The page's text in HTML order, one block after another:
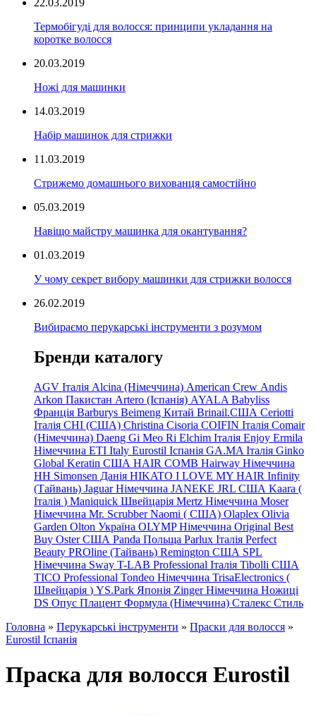
22.03.2019
Термобігуді для волосся: принципи укладання на
коротке волосся
20.03.2019
Ножі для машинки
14.03.2019
Набір машинок для стрижки
11.03.2019
Стрижемо домашнього вихованця самостійно
05.03.2019
Навіщо майстру машинка для окантування?
01.03.2019
У чому секрет вибору машинки для стрижки волосся
26.02.2019
Вибираємо перукарські інструменти з розумом
Бренди каталогу
AGV Італія Alcina (Німеччина) American Crew Andis
Arkon Пакистан Artero (Іспанія) AYALA Babyliss
Франція Barburys Beimeng Китай Brinail.США Ceriotti
Італія CHI (США) Christina Cisoria COIFIN Італія Comair
(Німеччина) Daeng Gi Meo Ri Elchim Італія Enjoy Ermila
Німеччина ETI Italy Eurostil Іспанія GA.MA Італія Ginko
Global Keratin США HAIR COMB Hairway Німеччина
HH Simonsen Данія HIKATO I LOVE MY HAIR Infinity
(Тайвань) Jaguar Німеччина JANEKE JRL США Kaara (
Італія ) Maniquick Швейцарія Mertz Німеччина Moser
Німеччина Mr. Scrubber Naomi ( США) Olaplex Olivia
Garden Olton Україна OLYMP Німеччина Original Best
Buy Oster США Panda Польща Parlux Італія Perfect
Beauty PROline (Тайвань) Remington США SPL
Німеччина Sway T-LAB Professional Італія Tibolli США
TICO Professional Tondeo Німеччина TrisaElectronics (
Швейцарія ) YS.Park Японія Zinger Німеччина Ножиці
DS Опус Плацент Формула (Німеччина) Сталекс Стиль
Головна » Перукарські інструменти » Праски для волосся »
Eurostil Іспанія
Праска для волосся Eurostil